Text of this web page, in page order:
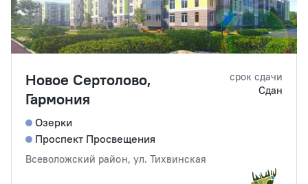
Новое Сертолово,
Гармония
Озерки
Проспект Просвещения
Всеволожский район, ул. Тихвинская
срок сдачи
Сдан